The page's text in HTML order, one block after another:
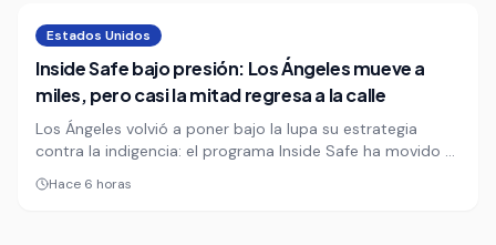
Estados Unidos
Inside Safe bajo presión: Los Ángeles mueve a
miles, pero casi la mitad regresa a la calle
Los Ángeles volvió a poner bajo la lupa su estrategia
contra la indigencia: el programa Inside Safe ha movido a
más de 6.200 personas a alojamientos temporales, pero
casi la mitad terminó otra vez en la calle. El dato
Hace 6 horas